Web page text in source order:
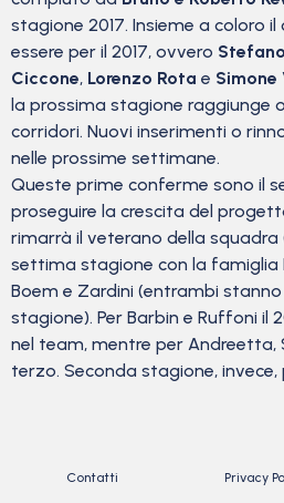
stagione 2017. Insieme a coloro
essere per il 2017, ovvero
Ciccone, Lorenzo Rota e Simone
la prossima stagione raggiunge
corridori. Nuovi inserimenti o
nelle prossime settimane.
Queste prime conferme sono il
proseguire la crescita del
rimarrà il veterano della squadra
settima stagione con la famiglia
Boem e Zardini (entrambi
stagione). Per Barbin e Ruffoni il
nel team, mentre per Andreetta,
terzo. Seconda stagione, invece,
Contatti Privacy